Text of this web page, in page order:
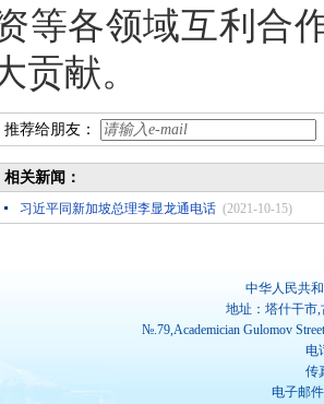
等各领域互利合
贡献。
推荐给朋友：
相关新闻：
习近平同新加坡总理李显龙通电话 (2021-10-15)
中华人民共
地址：塔什干市
№.79,Academician Gulomov
电
传
电子邮件